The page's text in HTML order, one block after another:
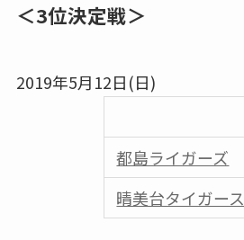
＜3位決定戦＞
2019年5月12日(日)
都島ライガーズ
晴美台タイガース